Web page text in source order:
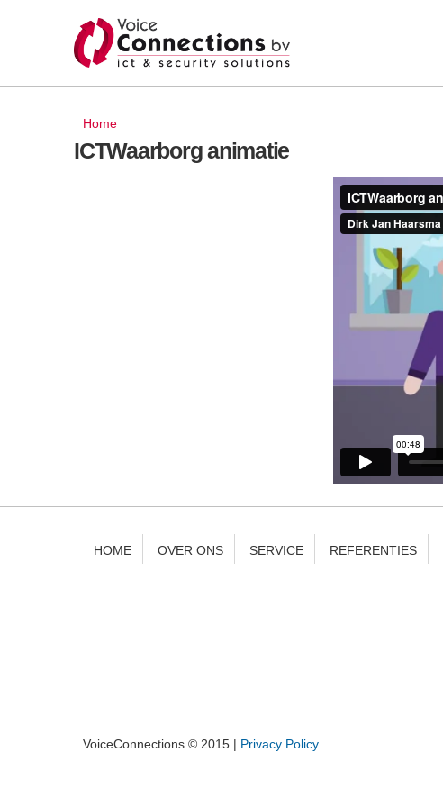
U bent hier
Home
ICTWaarborg animatie
HOME OVER ONS SERVICE REFERENTIES
VoiceConnections © 2015 | Privacy Policy